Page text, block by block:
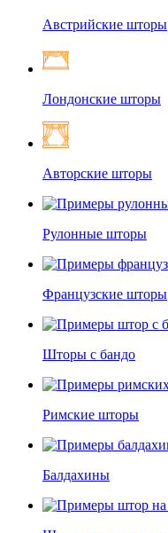
Австрийские шторы
Лондонские шторы
Авторские шторы
Рулонные шторы
Французские шторы
Шторы с бандо
Римские шторы
Балдахины